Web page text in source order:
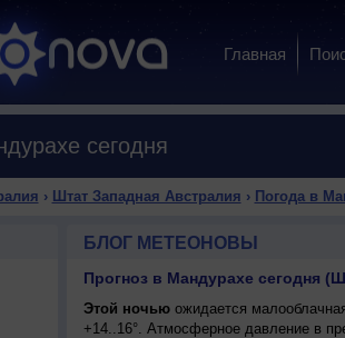
Главная
сегодня
› Штат Западная Австралия › Погода в
БЛОГ МЕТЕОНОВЫ
Прогноз в Мандурахе сегодня
Этой ночьюожидается
+14..16°. Атмосферное давление в